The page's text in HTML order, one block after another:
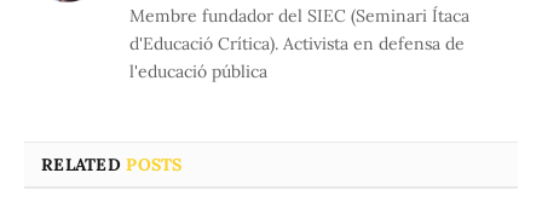
Membre fundador del SIEC (Seminari Ítaca
d'Educació Crítica). Activista en defensa de
l'educació pública
RELATEDPOSTS